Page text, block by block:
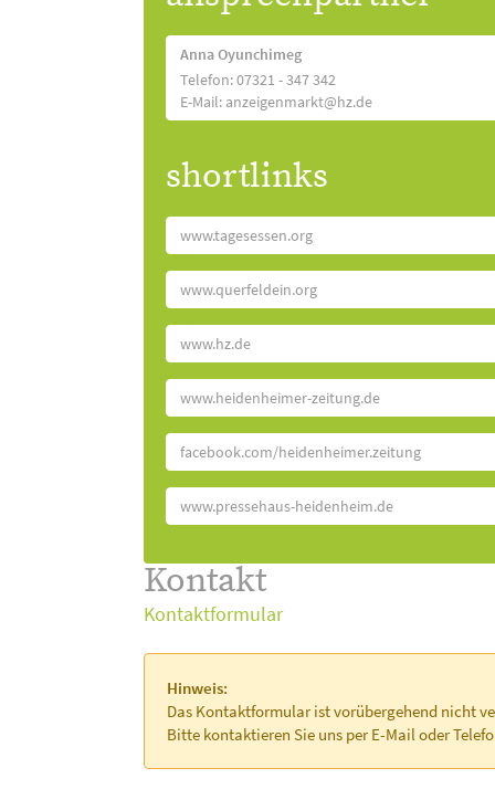
Anna Oyunchimeg
Telefon: 07321 - 347 342
E-Mail: anzeigenmarkt@hz.de
shortlinks
www.tagesessen.org
www.querfeldein.org
www.hz.de
www.heidenheimer-zeitung.de
facebook.com/heidenheimer.zeitung
www.pressehaus-heidenheim.de
Kontakt
Kontaktformular
Hinweis:
Das Kontaktformular ist vorübergehend nicht
Bitte kontaktieren Sie uns per E-Mail oder